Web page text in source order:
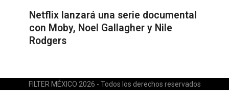
Netflix lanzará una serie documental
con Moby, Noel Gallagher y Nile
Rodgers
FILTER MÉXICO 2026 - Todos los derechos reservados